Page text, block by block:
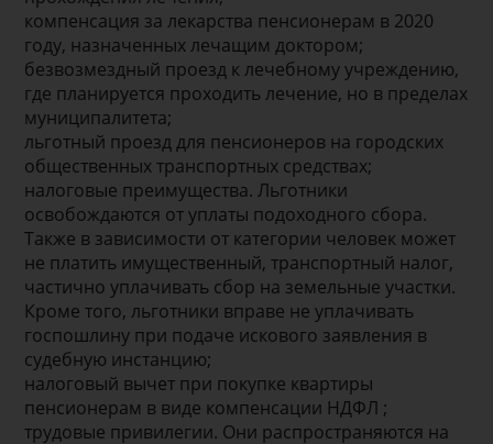
компенсация за лекарства пенсионерам в 2020
году, назначенных лечащим доктором;
безвозмездный проезд к лечебному учреждению,
где планируется проходить лечение, но в пределах
муниципалитета;
льготный проезд для пенсионеров на городских
общественных транспортных средствах;
налоговые преимущества. Льготники
освобождаются от уплаты подоходного сбора.
Также в зависимости от категории человек может
не платить имущественный, транспортный налог,
частично уплачивать сбор на земельные участки.
Кроме того, льготники вправе не уплачивать
госпошлину при подаче искового заявления в
судебную инстанцию;
налоговый вычет при покупке квартиры
пенсионерам в виде компенсации НДФЛ ;
трудовые привилегии. Они распространяются на